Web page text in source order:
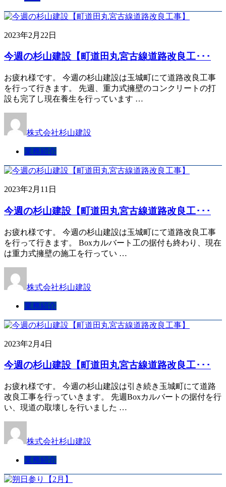
2023年2月22日
今週の杉山建設【町道田丸宮古線道路改良工･･･
お疲れ様です。 今週の杉山建設は玉城町にて道路改良工事
を行って行きます。 先週、重力式擁壁のコンクリートの打
設も完了し現在養生を行っています …
株式会社杉山建設
業務紹介
2023年2月11日
今週の杉山建設【町道田丸宮古線道路改良工･･･
お疲れ様です。 今週の杉山建設は玉城町にて道路改良工事
を行って行きます。 Boxカルバート工の据付も終わり、現在
は重力式擁壁の施工を行ってい …
株式会社杉山建設
業務紹介
2023年2月4日
今週の杉山建設【町道田丸宮古線道路改良工･･･
お疲れ様です。 今週の杉山建設は引き続き玉城町にて道路
改良工事を行っていきます。 先週Boxカルバートの据付を行
い、現道の取壊しを行いました …
株式会社杉山建設
業務紹介